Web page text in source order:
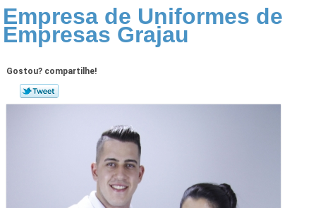
Empresa de Uniformes de
Empresas Grajau
Gostou? compartilhe!